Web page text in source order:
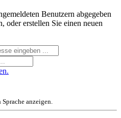
Benutzern abgegeben
oder erstellen Sie einen neuen
anzeigen.